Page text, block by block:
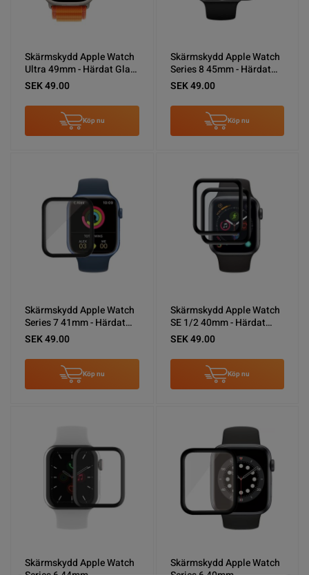
Skärmskydd Apple Watch
Ultra 49mm - Härdat Glas
Svart
SEK 49.00
Köp nu
Skärmskydd Apple Watch
Series 8 45mm - Härdat
Glas Svart
SEK 49.00
Köp nu
Skärmskydd Apple Watch
Series 7 41mm - Härdat
Glas Svart
SEK 49.00
Köp nu
Skärmskydd Apple Watch
SE 1/2 40mm - Härdat
Glas Svart
SEK 49.00
Köp nu
Skärmskydd Apple Watch
Skärmskydd Apple Watch